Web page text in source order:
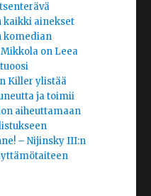
kaikki ainekset
komedian
on Leea
Killer ylistää
ja toimii
aiheuttamaan
– Nijinsky III:n